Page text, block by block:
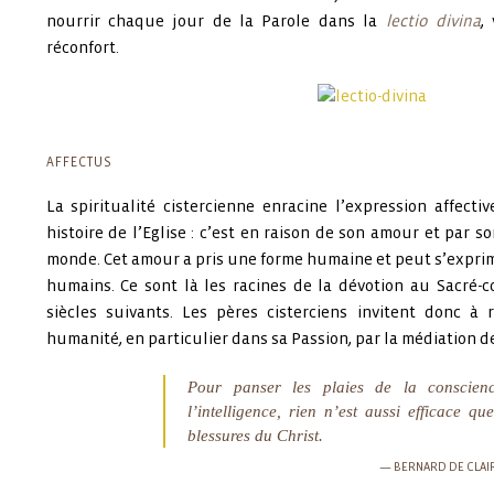
nourrir chaque jour de la Parole dans la lectio divina,
réconfort.
AFFECTUS
La spiritualité cistercienne enracine l’expression
histoire de l’Eglise : c’est en raison de son amour et par
monde. Cet amour a pris une forme humaine et peut
humains. Ce sont là les racines de la dévotion au
siècles suivants. Les pères cisterciens invitent donc à
humanité, en particulier dans sa Passion, par la médiation
Pour panser les plaies de la
l’intelligence, rien n’est aussi efficace
blessures du Christ.
BERNARD DE